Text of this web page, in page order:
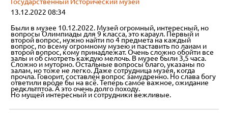
13.12.2022 08:34
Были в музее 10.12.2022. Музей огромный, интересный, но
вопросы Олимпиады для 9 класса, это караул. Первый и
второй вопрос, нужно найти по 4 предмета на каждый
вопрос, по всему огромному музею и паставить по лаиам и
второй вопрос, кому принадлежат. Очень сложно обойти все
залы и об смотреть каждую мелочь. В музее были 3,5 часа.
Сложно и муторно. Остальные вопросы благо, указаны по
залам, но тоже не легко. Даже сотрудница музея, когда
прочла. Говорит, составлен вопрос замудренно. Но слава богу
ответили вроде бы на всё. Теперь самое важное, ожидание
редкльтптоа. А это очень долго походу.
Но мущей интересный и сотрудники вежливые.